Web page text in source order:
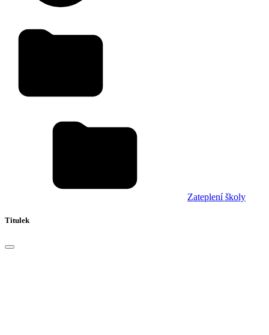
Zateplení školy
Titulek